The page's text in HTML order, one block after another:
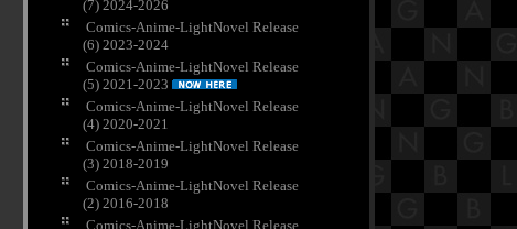
(7) 2024-2026
Comics-Anime-LightNovel Release
(6) 2023-2024
Comics-Anime-LightNovel Release
(5) 2021-2023
Comics-Anime-LightNovel Release
(4) 2020-2021
Comics-Anime-LightNovel Release
(3) 2018-2019
Comics-Anime-LightNovel Release
(2) 2016-2018
Comics-Anime-LightNovel Release